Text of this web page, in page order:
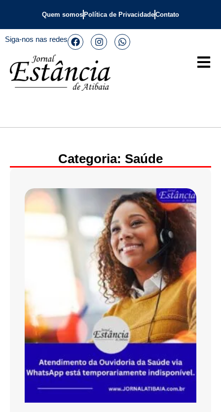
Quem somos Política de PrivacidadeContato
Siga-nos nas redes
Categoria: Saúde